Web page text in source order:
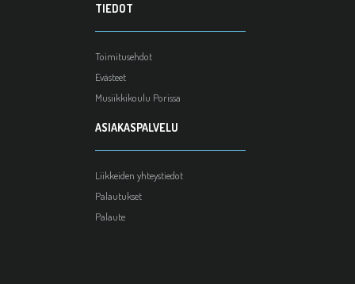
TIEDOT
Toimitusehdot
Evästeet
Musiikkikoulu Porissa
ASIAKASPALVELU
Liikkeiden yhteystiedot
Palautukset
Palaute